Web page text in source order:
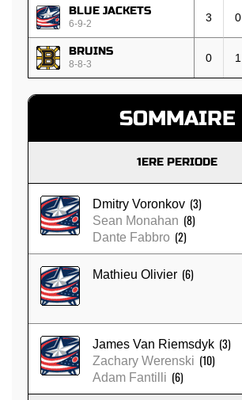
BLUE JACKETS
6-9-2 3 0
BRUINS
8-8-3 0 1
SOMMAIRE
1ERE PERIODE
Dmitry Voronkov (3)
Sean Monahan (8)
Dante Fabbro (2)
Mathieu Olivier (6)
James Van Riemsdyk (3)
Zachary Werenski (10)
Adam Fantilli (6)